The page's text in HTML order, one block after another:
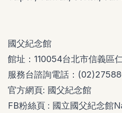
國父紀念館
館址：110054台北市信義區
服務台諮詢電話：
官方網頁: 國父紀念館
FB粉絲頁 : 國立國父紀念館